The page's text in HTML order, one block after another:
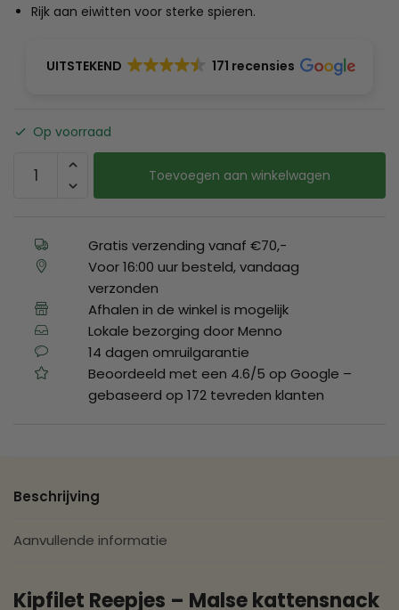
Rijk aan eiwitten voor sterke spieren.
UITSTEKEND 171 recensies
Op voorraad
Toevoegen aan winkelwagen
Gratis verzending vanaf €70,-
Voor 16:00 uur besteld, vandaag
verzonden
Afhalen in de winkel is mogelijk
Lokale bezorging door Menno
14 dagen omruilgarantie
Beoordeeld met een 4.6/5 op Google –
gebaseerd op 172 tevreden klanten
Beschrijving
Aanvullende informatie
Kipfilet Reepjes – Malse kattensnack